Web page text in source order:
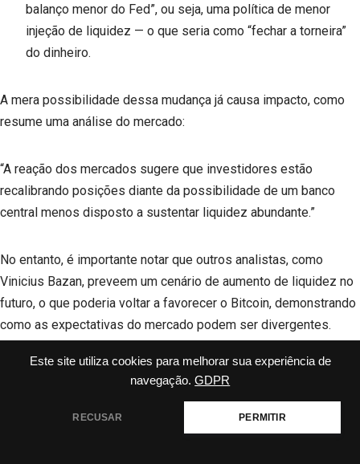
Este site utiliza cookies para melhorar sua experiência de
navegação. GDPR
RECUSAR PERMITIR
balanço menor do Fed”, ou seja, uma política de menor
injeção de liquidez — o que seria como “fechar a torneira”
do dinheiro.
A mera possibilidade dessa mudança já causa impacto, como
resume uma análise do mercado:
“A reação dos mercados sugere que investidores estão
recalibrando posições diante da possibilidade de um banco
central menos disposto a sustentar liquidez abundante.”
No entanto, é importante notar que outros analistas, como
Vinicius Bazan, preveem um cenário de aumento de liquidez no
futuro, o que poderia voltar a favorecer o Bitcoin, demonstrando
como as expectativas do mercado podem ser divergentes.
3.3. O Mercado de Opções e a “Muralha de